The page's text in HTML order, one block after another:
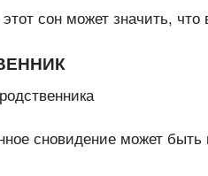
сон может значить,
сновидение может